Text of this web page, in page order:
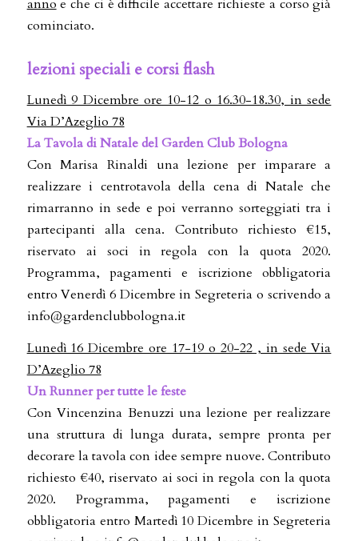
anno e che ci è difficile accettare richieste a corso già
cominciato.
lezioni speciali e corsi flash
Lunedì 9 Dicembre ore 10-12 o 16.30-18.30, in sede
Via D’Azeglio 78
La Tavola di Natale del Garden Club Bologna
Con Marisa Rinaldi una lezione per imparare a
realizzare i centrotavola della cena di Natale che
rimarranno in sede e poi verranno sorteggiati tra i
partecipanti alla cena. Contributo richiesto €15,
riservato ai soci in regola con la quota 2020.
Programma, pagamenti e iscrizione obbligatoria
entro Venerdì 6 Dicembre in Segreteria o scrivendo a
info@gardenclubbologna.it
Lunedì 16 Dicembre ore 17-19 o 20-22 , in sede Via
D’Azeglio 78
Un Runner per tutte le feste
Con Vincenzina Benuzzi una lezione per realizzare
una struttura di lunga durata, sempre pronta per
decorare la tavola con idee sempre nuove. Contributo
richiesto €40, riservato ai soci in regola con la quota
2020. Programma, pagamenti e iscrizione
obbligatoria entro Martedì 10 Dicembre in Segreteria